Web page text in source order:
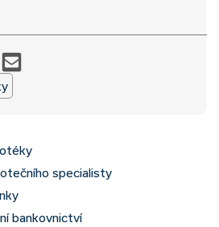
specialisty
bankovnictví